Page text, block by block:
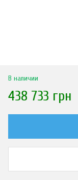
В наличии
438 733 грн